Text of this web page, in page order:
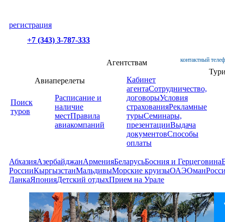
регистрация
+7 (343) 3-787-333
контактный
Поиск
туров
Авиаперелеты
Расписание и
наличие
местПравила
авиакомпаний
Агентствам
Кабинет
агентаСотрудничество,
договорыУсловия
страхованияРекламные
турыСеминары,
презентацииВыдача
документовСпособы
оплаты
АбхазияАзербайджанАрменияБеларусьБосния и Герцеговина
РоссииКыргызстанМальдивыМорские круизыОАЭОман
ЛанкаЯпонияДетский отдыхПрием на Урале